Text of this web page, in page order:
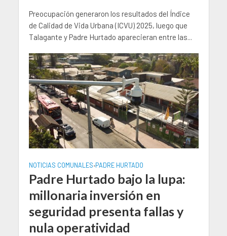
Preocupación generaron los resultados del Índice
de Calidad de Vida Urbana (ICVU) 2025, luego que
Talagante y Padre Hurtado aparecieran entre las...
NOTICIAS COMUNALES•PADRE HURTADO
Padre Hurtado bajo la lupa:
millonaria inversión en
seguridad presenta fallas y
nula operatividad